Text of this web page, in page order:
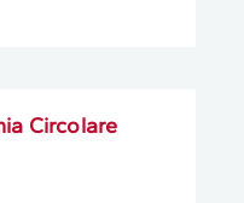
Circolare